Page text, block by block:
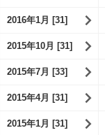
2016年1月 [31]
2015年10月 [31]
2015年7月 [33]
2015年4月 [31]
2015年1月 [31]